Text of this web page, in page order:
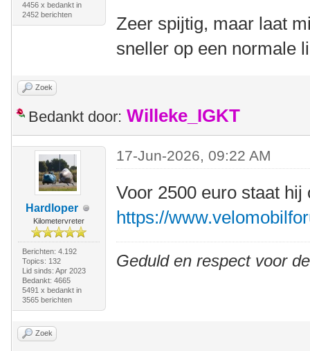
4456 x bedankt in
2452 berichten
Zeer spijtig, maar laat
sneller op een normale
Zoek
Bedankt door: Willeke_IGKT
Hardloper
Kilometervreter
Berichten: 4.192
Topics: 132
Lid sinds: Apr 2023
Bedankt: 4665
5491 x bedankt in
3565 berichten
17-Jun-2026, 09:22 AM
Voor 2500 euro staat
https://
Geduld en respect voor
Zoek